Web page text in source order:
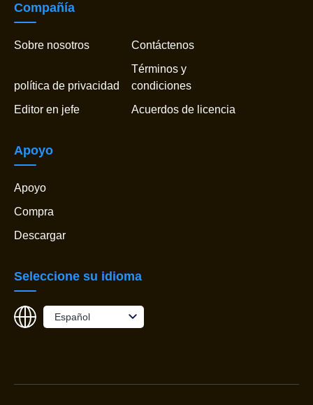
Compañía
Sobre nosotros Contáctenos
política de privacidad
Términos y
condiciones
Editor en jefe
Acuerdos de licencia
Apoyo
Apoyo
Compra
Descargar
Seleccione su idioma
Español